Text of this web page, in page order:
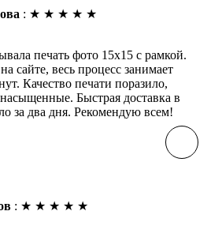
: ★ ★ ★ ★ ★
печать фото 15х15 с рамкой.
сайте, весь процесс занимает
Качество печати поразило,
Быстрая доставка в
за два дня. Рекомендую всем!
: ★ ★ ★ ★ ★